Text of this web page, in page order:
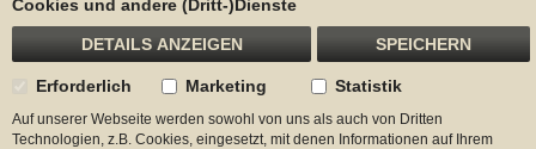
**** Bitte beachten Sie: Bei einem Widerruf werden entsprechende Punkte von
Begadi
Cookies und andere (Dritt-)Dienste
DETAILS ANZEIGEN SPEICHERN
Erforderlich Marketing Statistik
Auf unserer Webseite werden sowohl von uns als auch von Dritten
Technologien, z.B. Cookies, eingesetzt, mit denen Informationen auf Ihrem